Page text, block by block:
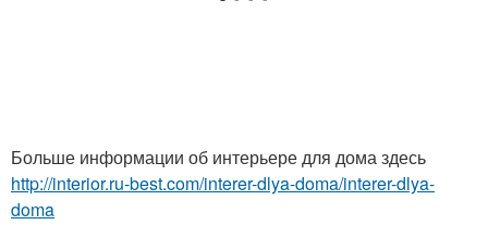
Больше информации об интерьере для дома здесь
http://interior.ru-best.com/interer-dlya-doma/interer-dlya-
doma